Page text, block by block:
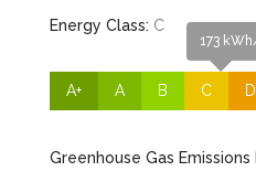
Energy Class: C
A+ A B
173
C D
Greenhouse Gas